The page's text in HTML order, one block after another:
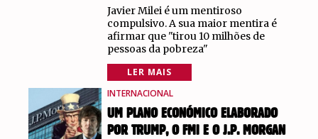
Javier Milei é um mentiroso
compulsivo. A sua maior mentira é
afirmar que "tirou 10 milhões de
pessoas da pobreza"
LER MAIS
INTERNACIONAL
UM PLANO ECONÓMICO ELABORADO
POR TRUMP, O FMI E O J.P. MORGAN